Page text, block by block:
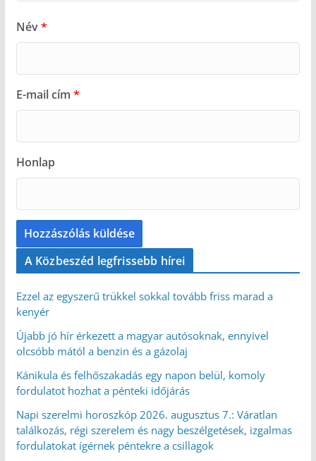
Név*
E-mail cím *
Honlap
A Közbeszéd legfrissebb hírei
Ezzel az egyszerű trükkel sokkal tovább friss marad a
kenyér
Újabb jó hír érkezett a magyar autósoknak, ennyivel
olcsóbb mától a benzin és a gázolaj
Kánikula és felhőszakadás egy napon belül, komoly
fordulatot hozhat a pénteki időjárás
Napi szerelmi horoszkóp 2026. augusztus 7.: Váratlan
találkozás, régi szerelem és nagy beszélgetések, izgalmas
fordulatokat ígérnek péntekre a csillagok